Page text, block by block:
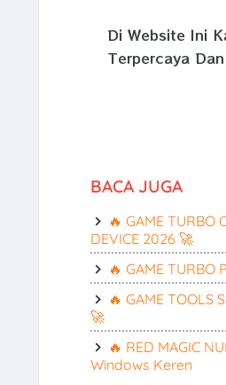
Di Website Ini
Terpercaya
BACA JUGA
🔥 GAME TURBO
DEVICE 2026 🚀
🔥 GAME
🔥 GAME TOOLS
🚀
🔥 RED MAGIC
Windows Keren